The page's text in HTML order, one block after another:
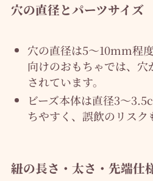
穴の直径とパーツサイズ
穴の直径は5〜10mm程
向けのおもちゃでは、
されています。
ビーズ本体は直径3～
ちやすく、誤飲のリスク
紐の長さ・太さ・先端仕